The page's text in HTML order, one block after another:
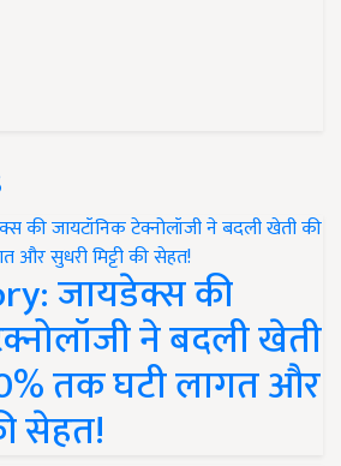
जायडेक्स की
ने बदली खेती
तक घटी लागत और
सेहत!